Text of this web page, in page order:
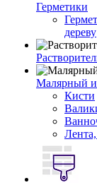
Герметики
дереву
Малярный
Кисти